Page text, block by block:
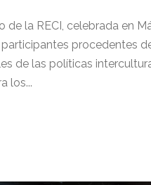
de la RECI, celebrada en
procedentes
de las políticas
los...